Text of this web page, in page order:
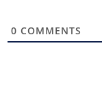
0 COMMENTS